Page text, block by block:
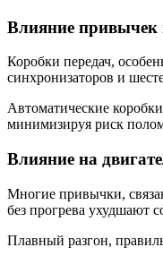
Влияние привычек
Коробки передач,
синхронизаторов и
Автоматические
минимизируя риск
Влияние на
Многие привычки,
без прогрева ухудшают
Плавный разгон,